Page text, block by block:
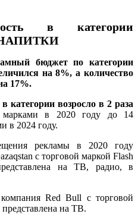
в категории
бюджет по категории
на 8%, а количество
17%.
категории возросло в 2 раза
в 2020 году до 14
в 2024 году.
рекламы в 2020 году
с торговой маркой Flash
на ТВ, радио, в
Red Bull с торговой
на ТВ.